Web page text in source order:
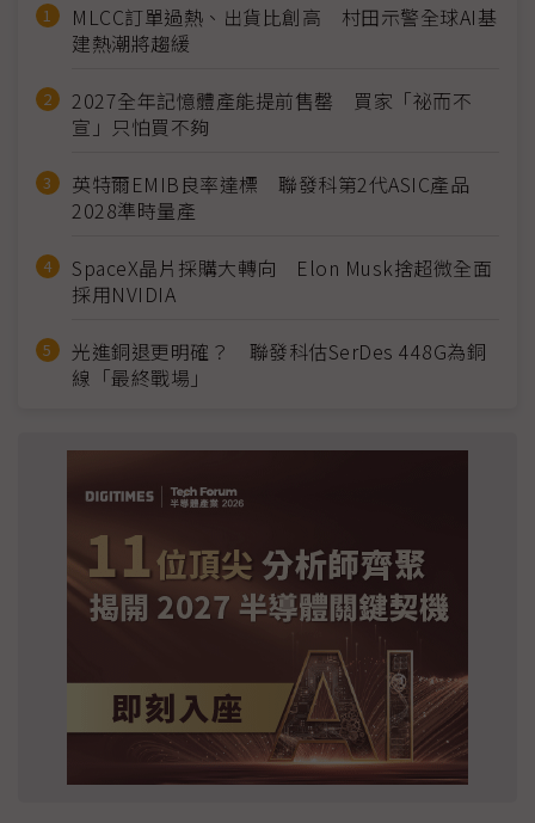
MLCC訂單過熱、出貨比創高 村田示警全球AI基
建熱潮將趨緩
2027全年記憶體產能提前售罄 買家「祕而不
宣」只怕買不夠
英特爾EMIB良率達標 聯發科第2代ASIC產品
2028準時量產
SpaceX晶片採購大轉向 Elon Musk捨超微全面
採用NVIDIA
光進銅退更明確？ 聯發科估SerDes 448G為銅
線「最終戰場」